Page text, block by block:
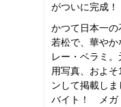
がついに完成！
かつて日本一
若松で、華や
レー・ベラミ
用写真、およ
ンして掲載し
バイト！ メガ